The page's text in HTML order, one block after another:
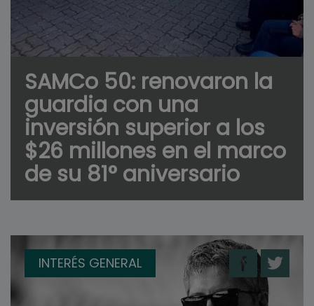
SAMCo 50: renovaron la
guardia con una
inversión superior a los
$26 millones en el marco
de su 81° aniversario
INTERÉS GENERAL